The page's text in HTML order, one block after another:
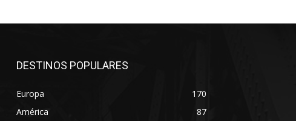
DESTINOS POPULARES
Europa
170
América
87